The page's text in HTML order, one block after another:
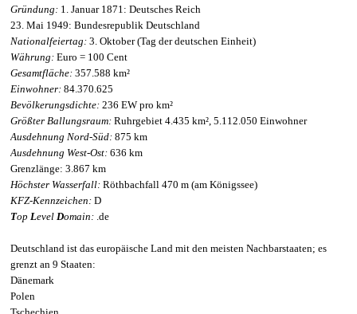
Gründung: 1. Januar 1871: Deutsches Reich
23. Mai 1949: Bundesrepublik Deutschland
Nationalfeiertag: 3. Oktober (Tag der deutschen Einheit)
Währung: Euro = 100 Cent
Gesamtfläche: 357.588 km²
Einwohner: 84.370.625
Bevölkerungsdichte: 236 EW pro km²
Größter Ballungsraum: Ruhrgebiet 4.435 km², 5.112.050 Einwohner
Ausdehnung Nord-Süd: 875 km
Ausdehnung West-Ost: 636 km
Grenzlänge: 3.867 km
Höchster Wasserfall: Röthbachfall 470 m (am Königssee)
KFZ-Kennzeichen: D
Top Level Domain: .de
Deutschland ist das europäische Land mit den meisten Nachbarstaaten; es
grenzt an 9 Staaten:
Dänemark
Polen